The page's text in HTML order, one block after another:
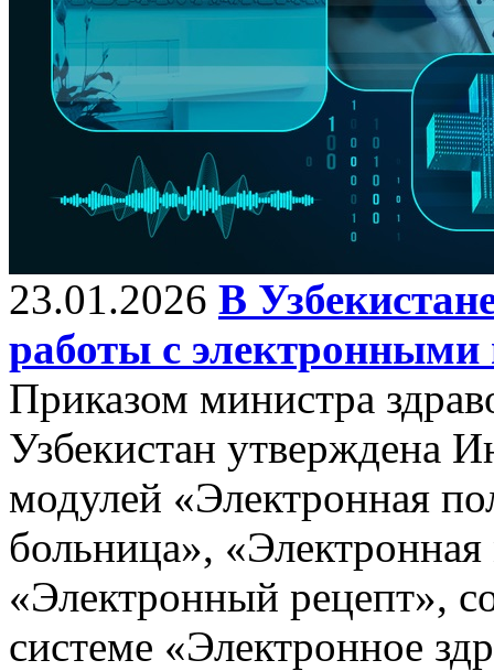
23.01.2026 В
работы с
Приказом министра
Узбекистан утверждена
модулей «Электронная
больница»,
«Электронный рецепт»,
системе «Электронное